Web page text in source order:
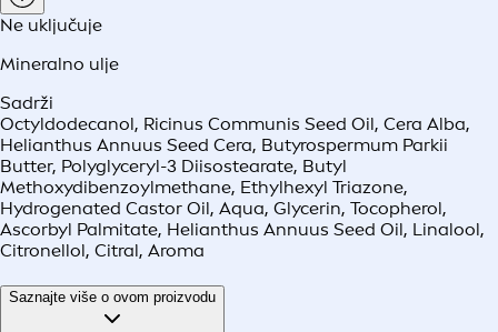
Ne uključuje
Mineralno ulje
Sadrži
Octyldodecanol, Ricinus Communis Seed Oil, Cera Alba,
Helianthus Annuus Seed Cera, Butyrospermum Parkii
Butter, Polyglyceryl-3 Diisostearate, Butyl
Methoxydibenzoylmethane, Ethylhexyl Triazone,
Hydrogenated Castor Oil, Aqua, Glycerin, Tocopherol,
Ascorbyl Palmitate, Helianthus Annuus Seed Oil, Linalool,
Citronellol, Citral, Aroma
Saznajte više o ovom proizvodu